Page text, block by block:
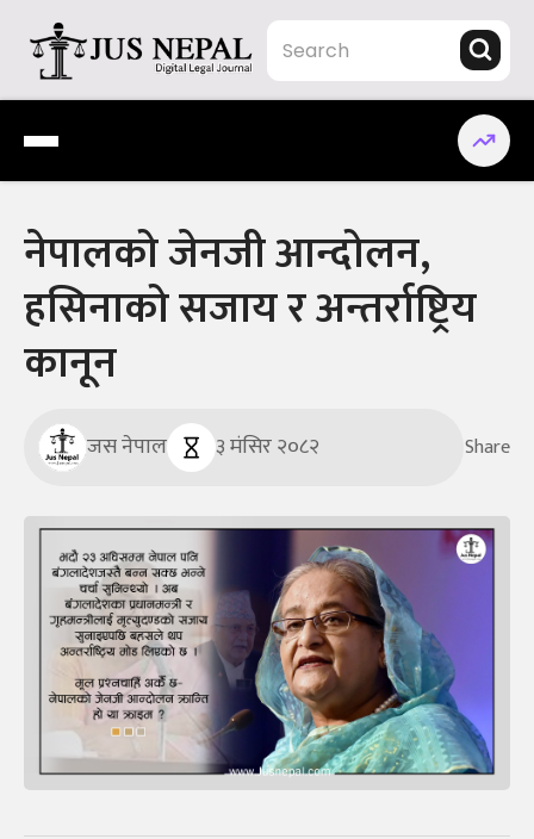
content
Jus Nepal | www.jusnepal.com
Digital Legal Journal
नेपालको जेनजी आन्दोलन,
हसिनाको सजाय र अन्तर्राष्ट्रिय
कानून
जस नेपाल ३ मंसिर २०८२ Share